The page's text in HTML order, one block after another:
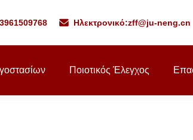
Ηλεκτρονικό:zff@ju-neng.cn
Ποιοτικός Έλεγχος